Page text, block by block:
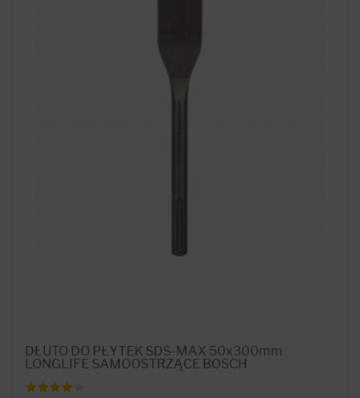
DŁUTO DO PŁYTEK SDS-MAX 50x300mm
LONGLIFE SAMOOSTRZĄCE BOSCH